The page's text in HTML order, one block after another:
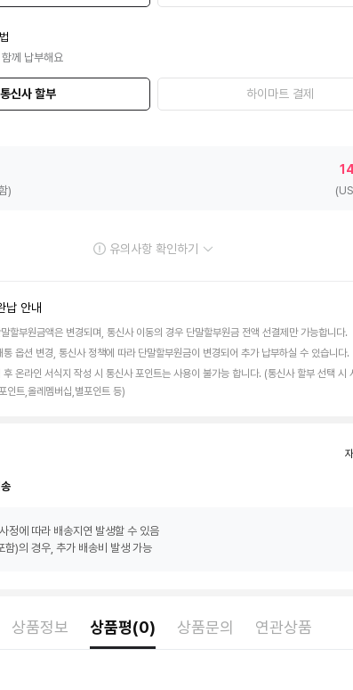
께 납부해요
통신사 할부 하이마트 결제
)
유의사항 확인하기
납 안내
할부원금액은 변경되며, 통신사 이동의 경우 단말할부원금 전액 선결제만 가능합니다.
옵션 변경, 통신사 정책에 따라 단말할부원금이 변경되어 추가 납부하실 수 있습니다.
후 온라인 서식지 작성 시 통신사 포인트는 사용이 불가능 합니다. (통신사 할부 선택 시
인트,올레멤버십,별포인트 등)
정에 따라 배송지연 발생할 수 있음
함)의 경우, 추가 배송비 발생 가능
상품정보 상품평(0) 상품문의 연관상품